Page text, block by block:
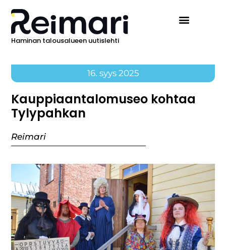
Haminan talousalueen uutislehti
16. syys 2025
Kauppiaantalomuseo kohtaa
Tylypahkan
Reimari